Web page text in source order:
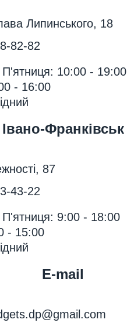
Липинського, 18
82-82
П'ятниця: 10:00 - 19:00
- 16:00
Івано-Франківськ
87
43-22
П'ятниця: 9:00 - 18:00
- 15:00
E-mail